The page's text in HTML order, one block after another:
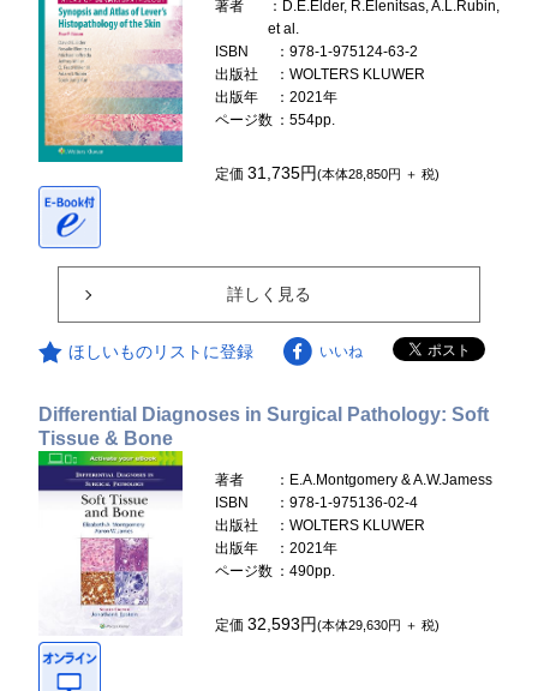
著者
：D.E.Elder, R.Elenitsas, A.L.Rubin,
et al.
ISBN
：978-1-975124-63-2
出版社
：WOLTERS KLUWER
出版年
：2021年
ページ数 ：554pp.
定価31,735円(本体28,850円 ＋ 税)
詳しく見る
ほしいものリストに登録 いいね
Differential Diagnoses in Surgical Pathology: Soft
Tissue & Bone
著者
：E.A.Montgomery & A.W.Jamess
ISBN
：978-1-975136-02-4
出版社
：WOLTERS KLUWER
出版年
：2021年
ページ数 ：490pp.
定価32,593円(本体29,630円 ＋ 税)